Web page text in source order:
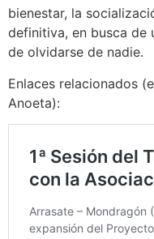
bienestar, la
definitiva, en busca de
de olvidarse de nadie.
Enlaces relacionados
Anoeta):